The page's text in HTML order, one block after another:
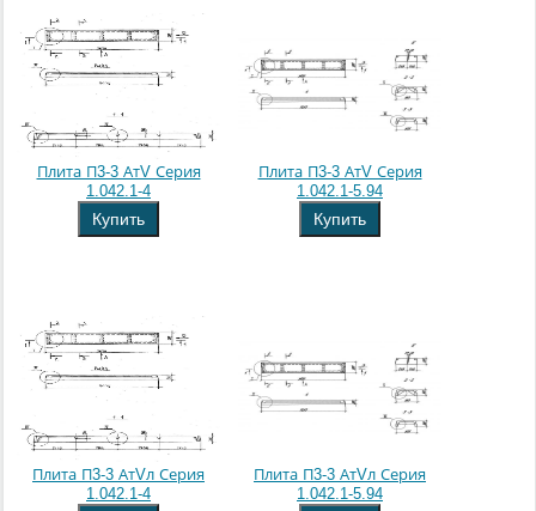
Плита П3-3 АтV Серия
1.042.1-4
Купить
Плита П3-3 АтV Серия
1.042.1-5.94
Купить
Плита П3-3 АтVл Серия
1.042.1-4
Плита П3-3 АтVл Серия
1.042.1-5.94